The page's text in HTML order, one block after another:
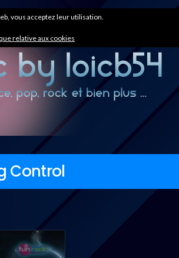
Control
vous acceptez leur utilisation.
relative aux cookies